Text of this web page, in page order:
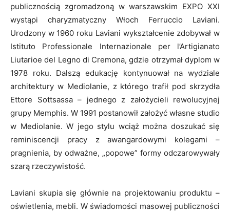
publicznością zgromadzoną w warszawskim EXPO XXI
wystąpi charyzmatyczny Włoch Ferruccio Laviani.
Urodzony w 1960 roku Laviani wykształcenie zdobywał w
Istituto Professionale Internazionale per l’Artigianato
Liutarioe del Legno di Cremona, gdzie otrzymał dyplom w
1978 roku. Dalszą edukację kontynuował na wydziale
architektury w Mediolanie, z którego trafił pod skrzydła
Ettore Sottsassa – jednego z założycieli rewolucyjnej
grupy Memphis. W 1991 postanowił założyć własne studio
w Mediolanie. W jego stylu wciąż można doszukać się
reminiscencji pracy z awangardowymi kolegami –
pragnienia, by odważne, „popowe” formy odczarowywały
szarą rzeczywistość.
Laviani skupia się głównie na projektowaniu produktu –
oświetlenia, mebli. W świadomości masowej publiczności